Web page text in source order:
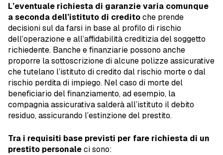
L’eventuale richiesta di garanzie varia comunque
a seconda dell’istituto di creditoche prende
decisioni sul da farsi in base al profilo di rischio
dell’operazione e all’affidabilità creditizia del soggetto
richiedente. Banche e finanziarie possono anche
proporre la sottoscrizione di alcune polizze assicurative
che tutelano l’istituto di credito dal rischio morte o dal
rischio perdita di impiego. Nel caso di morte del
beneficiario del finanziamento, ad esempio, la
compagnia assicurativa salderà all’istituto il debito
residuo, assicurando l’estinzione del prestito.
Tra i requisiti base previsti per fare richiesta di un
prestito personaleci sono: